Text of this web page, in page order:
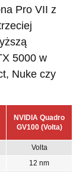
Pro VII z
5000 w
Nuke czy
NVIDIA Quadro
GV100 (Volta)
Volta
12 nm